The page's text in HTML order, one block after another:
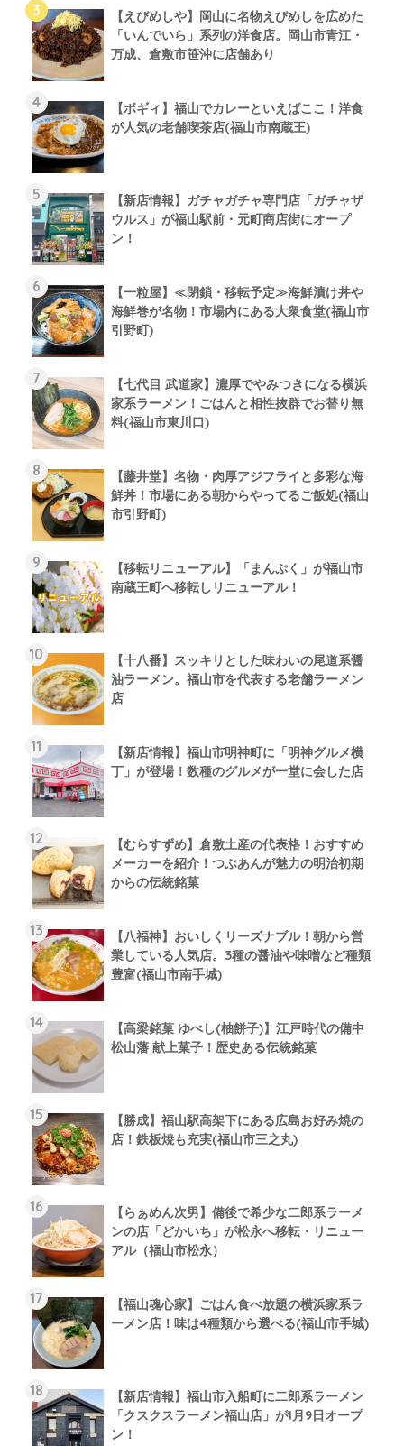
【えびめしや】岡山に名物えびめしを広めた
「いんでいら」系列の洋食店。岡山市青江・
万成、倉敷市笹沖に店舗あり
【ボギィ】福山でカレーといえばここ！洋食
が人気の老舗喫茶店(福山市南蔵王)
【新店情報】ガチャガチャ専門店「ガチャザ
ウルス」が福山駅前・元町商店街にオープ
ン！
【一粒屋】≪閉鎖・移転予定≫海鮮漬け丼や
海鮮巻が名物！市場内にある大衆食堂(福山市
引野町)
【七代目 武道家】濃厚でやみつきになる横浜
家系ラーメン！ごはんと相性抜群でお替り無
料(福山市東川口)
【藤井堂】名物・肉厚アジフライと多彩な海
鮮丼！市場にある朝からやってるご飯処(福山
市引野町)
【移転リニューアル】「まんぷく」が福山市
南蔵王町へ移転しリニューアル！
【十八番】スッキリとした味わいの尾道系醤
油ラーメン。福山市を代表する老舗ラーメン
店
【新店情報】福山市明神町に「明神グルメ横
丁」が登場！数種のグルメが一堂に会した店
【むらすずめ】倉敷土産の代表格！おすすめ
メーカーを紹介！つぶあんが魅力の明治初期
からの伝統銘菓
【八福神】おいしくリーズナブル！朝から営
業している人気店。3種の醤油や味噌など種類
豊富(福山市南手城)
【高梁銘菓 ゆべし(柚餅子)】江戸時代の備中
松山藩 献上菓子！歴史ある伝統銘菓
【勝成】福山駅高架下にある広島お好み焼の
店！鉄板焼も充実(福山市三之丸)
【らぁめん次男】備後で希少な二郎系ラーメ
ンの店「どかいち」が松永へ移転・リニュー
アル（福山市松永）
【福山魂心家】ごはん食べ放題の横浜家系ラ
ーメン店！味は4種類から選べる(福山市手城)
【新店情報】福山市入船町に二郎系ラーメン
「クスクスラーメン福山店」が1月9日オープ
ン！